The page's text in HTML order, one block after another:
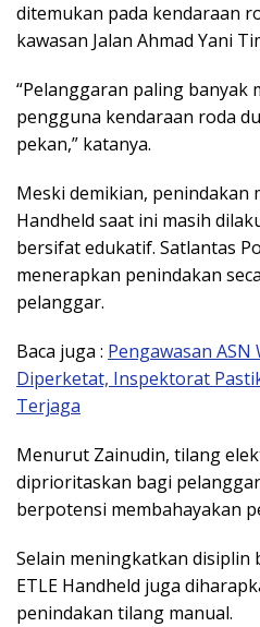
ditemukan pada kendaraan
kawasan Jalan Ahmad Yani
“Pelanggaran paling banyak
pengguna kendaraan roda
pekan,” katanya.
Meski demikian, penindakan
Handheld saat ini masih
bersifat edukatif. Satlantas
menerapkan penindakan
pelanggar.
Baca juga : Pengawasan ASN
Diperketat, Inspektorat
Terjaga
Menurut Zainudin, tilang
diprioritaskan bagi
berpotensi membahayakan
Selain meningkatkan disiplin
ETLE Handheld juga
penindakan tilang manual.